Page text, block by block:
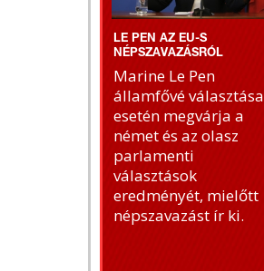
LE PEN AZ EU-S
NÉPSZAVAZÁSRÓL
Marine Le Pen
államfővé választása
esetén megvárja a
német és az olasz
parlamenti
választások
eredményét, mielőtt
népszavazást ír ki.